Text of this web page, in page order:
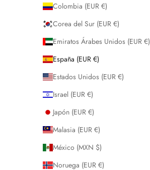
Colombia (EUR €)
Corea del Sur (EUR €)
Emiratos Árabes Unidos (EUR €)
España (EUR €)
Estados Unidos (EUR €)
Israel (EUR €)
Japón (EUR €)
Malasia (EUR €)
México (MXN $)
Noruega (EUR €)